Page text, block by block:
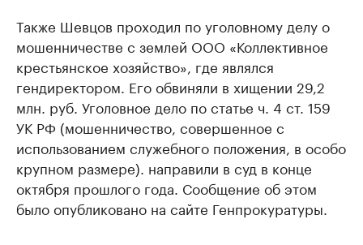
Также Шевцов проходил по уголовному делу о
мошенничестве с землей ООО «Коллективное
крестьянское хозяйство», где являлся
гендиректором. Его обвиняли в хищении 29,2
млн. руб. Уголовное дело по статье ч. 4 ст. 159
УК РФ (мошенничество, совершенное с
использованием служебного положения, в особо
крупном размере). направили в суд в конце
октября прошлого года. Сообщение об этом
было опубликовано на сайте Генпрокуратуры.